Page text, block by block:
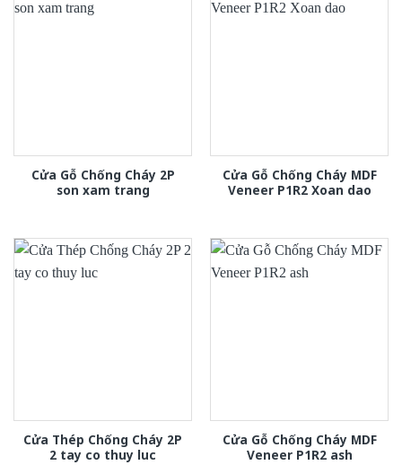
Cửa Gỗ Chống Cháy 2P
son xam trang
Cửa Gỗ Chống Cháy MDF
Veneer P1R2 Xoan dao
Cửa Thép Chống Cháy 2P
2 tay co thuy luc
Cửa Gỗ Chống Cháy MDF
Veneer P1R2 ash